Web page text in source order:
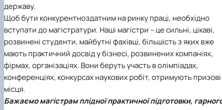
державу.
Щоб бути конкурентноздатним на ринку праці, необхідно
вступати до магістратури. Наші магістри – це сильні, цікаві,
розвинені студенти, майбутні фахівці, більшість з яких вже
мають практичний досвід у бізнесі, розвинених компаніях,
фірмах, організаціях. Вони беруть участь в олімпіадах,
конференціях, конкурсах наукових робіт, отримують призові
місця.
Бажаємо магістрам плідної практичної підготовки,